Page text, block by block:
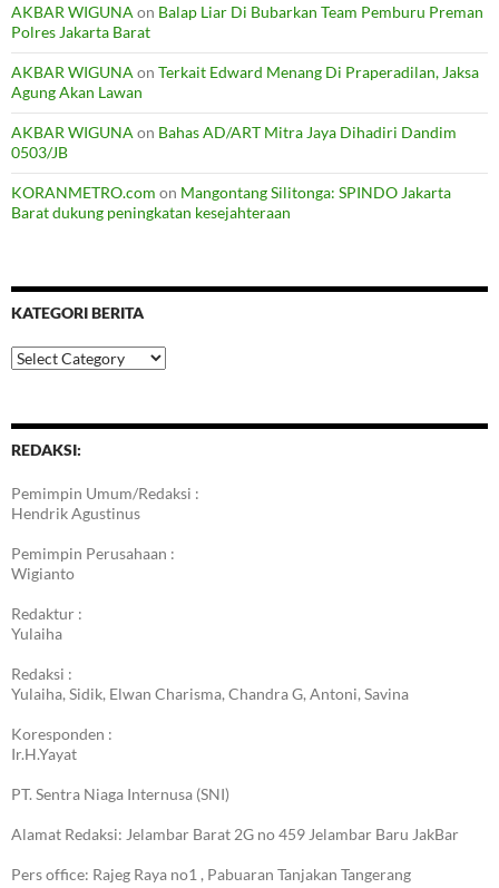
AKBAR WIGUNA on Balap Liar Di Bubarkan Team Pemburu Preman
Polres Jakarta Barat
AKBAR WIGUNA on Terkait Edward Menang Di Praperadilan, Jaksa
Agung Akan Lawan
AKBAR WIGUNA on Bahas AD/ART Mitra Jaya Dihadiri Dandim
0503/JB
KORANMETRO.com on Mangontang Silitonga: SPINDO Jakarta
Barat dukung peningkatan kesejahteraan
KATEGORI BERITA
Kategori
Berita
REDAKSI:
Pemimpin Umum/Redaksi :
Hendrik Agustinus
Pemimpin Perusahaan :
Wigianto
Redaktur :
Yulaiha
Redaksi :
Yulaiha, Sidik, Elwan Charisma, Chandra G, Antoni, Savina
Koresponden :
Ir.H.Yayat
PT. Sentra Niaga Internusa (SNI)
Alamat Redaksi: Jelambar Barat 2G no 459 Jelambar Baru JakBar
Pers office: Rajeg Raya no1 , Pabuaran Tanjakan Tangerang